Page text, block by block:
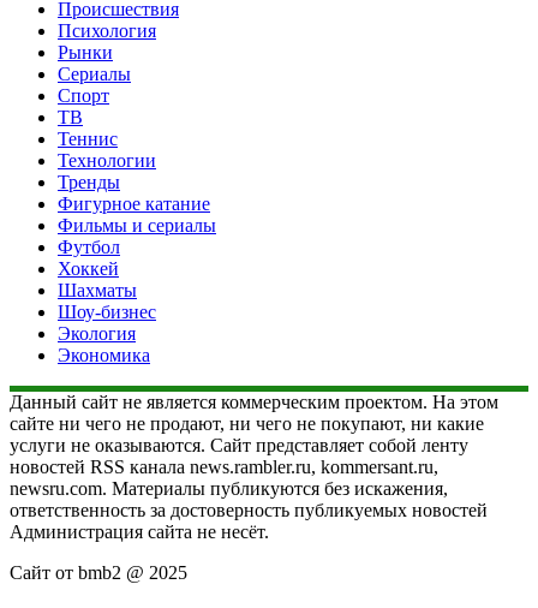
Происшествия
Психология
Рынки
Сериалы
Спорт
ТВ
Теннис
Технологии
Тренды
Фигурное катание
Фильмы и сериалы
Футбол
Хоккей
Шахматы
Шоу-бизнес
Экология
Экономика
Данный сайт не является коммерческим проектом. На этом
сайте ни чего не продают, ни чего не покупают, ни какие
услуги не оказываются. Сайт представляет собой ленту
новостей RSS канала news.rambler.ru, kommersant.ru,
newsru.com. Материалы публикуются без искажения,
ответственность за достоверность публикуемых новостей
Администрация сайта не несёт.
Сайт от bmb2 @ 2025